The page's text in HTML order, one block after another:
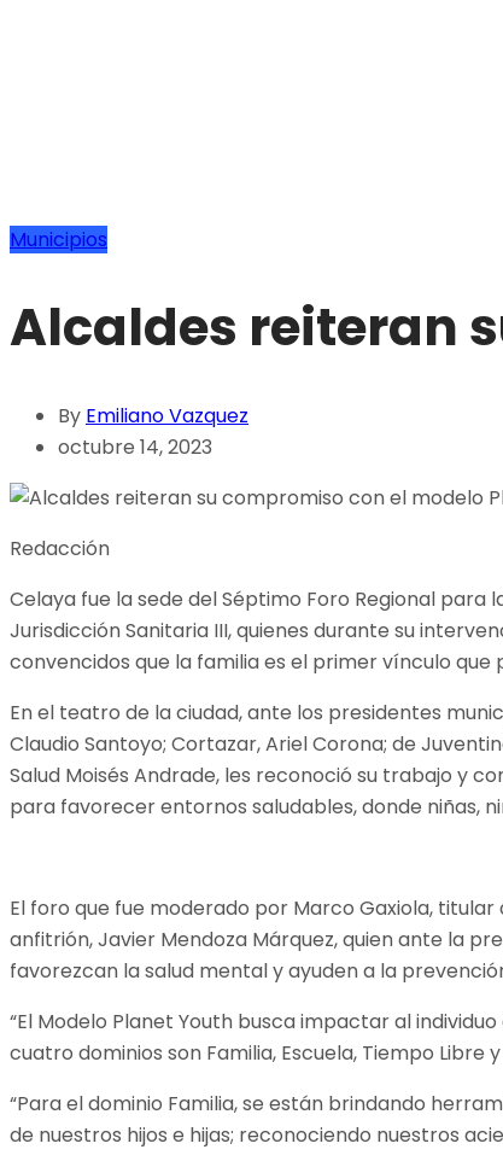
Municipios
Alcaldes reiteran
By Emiliano Vazquez
octubre 14, 2023
Redacción
Celaya fue la sede del Séptimo Foro Regional
Jurisdicción Sanitaria III, quienes durante su
convencidos que la familia es el primer vínculo
En el teatro de la ciudad, ante los presidentes
Claudio Santoyo; Cortazar, Ariel Corona; de
Salud Moisés Andrade, les reconoció su trabajo y
para favorecer entornos saludables, donde niñas,
El foro que fue moderado por Marco Gaxiola,
anfitrión, Javier Mendoza Márquez, quien ante la
favorezcan la salud mental y ayuden a la
“El Modelo Planet Youth busca impactar al
cuatro dominios son Familia, Escuela, Tiempo Libre
“Para el dominio Familia, se están brindando
de nuestros hijos e hijas; reconociendo nuestros